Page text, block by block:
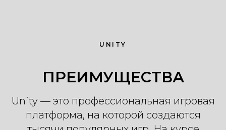
UNITY
ПРЕИМУЩЕСТВА
Unity — это профессиональная игровая
платформа, на которой создаются